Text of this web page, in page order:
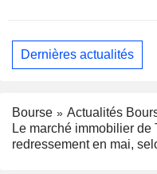
Dernières actualités
Bourse
Actualités
Le marché immobilier de
redressement en mai,